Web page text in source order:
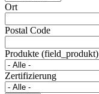
Ort
Postal Code
Produkte (field_produkt)
Zertifizierung